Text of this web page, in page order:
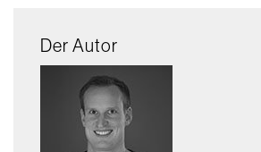
Der Autor